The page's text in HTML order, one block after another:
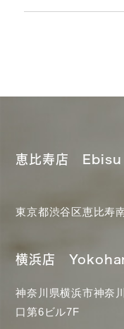
恵比寿店 Ebisu
東京都渋谷区恵比寿
横浜店
神奈川県横浜市神奈
口第6ビル7F